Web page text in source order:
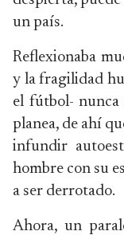
un país.
Reflexionaba
y la fragilidad
el fútbol- nunca
planea, de ahí
infundir
hombre con su
a ser derrotado.
Ahora, un